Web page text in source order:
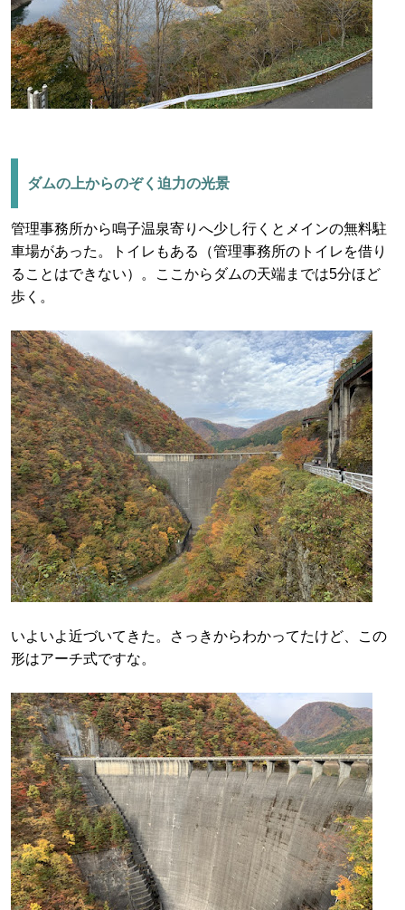
ダムの上からのぞく迫力の光景
管理事務所から鳴子温泉寄りへ少し行くとメインの無料駐
車場があった。トイレもある（管理事務所のトイレを借り
ることはできない）。ここからダムの天端までは5分ほど
歩く。
いよいよ近づいてきた。さっきからわかってたけど、この
形はアーチ式ですな。